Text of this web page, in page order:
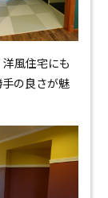
風住宅にも
の良さが魅